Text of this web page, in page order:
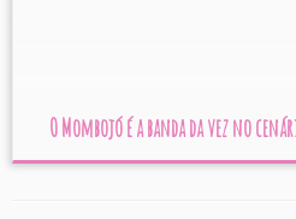
O Mombojó é a banda da vez no